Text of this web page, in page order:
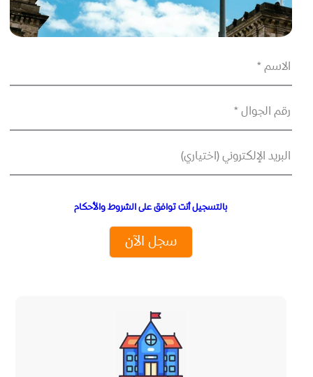
الاسم *
رقم الجوال *
البريد الإلكتروني (اختياري)
بالتسجيل أنت توافق على الشروط والأحكام
سجل الآن